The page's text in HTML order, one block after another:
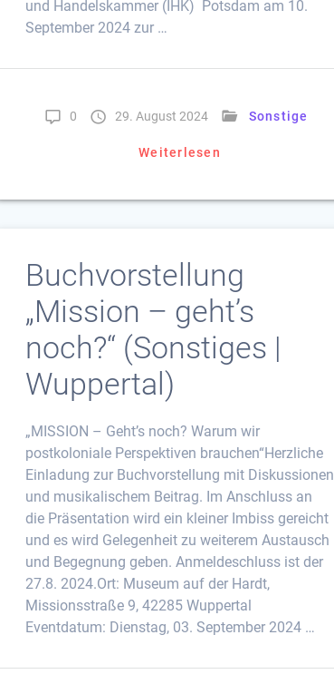
und Handelskammer (IHK) Potsdam am 10.
September 2024 zur …
0 29. August 2024 Sonstige
Weiterlesen
Buchvorstellung
„Mission – geht’s
noch?“ (Sonstiges |
Wuppertal)
„MISSION – Geht’s noch? Warum wir
postkoloniale Perspektiven brauchen“Herzliche
Einladung zur Buchvorstellung mit Diskussionen
und musikalischem Beitrag. Im Anschluss an
die Präsentation wird ein kleiner Imbiss gereicht
und es wird Gelegenheit zu weiterem Austausch
und Begegnung geben. Anmeldeschluss ist der
27.8. 2024.Ort: Museum auf der Hardt,
Missionsstraße 9, 42285 Wuppertal
Eventdatum: Dienstag, 03. September 2024 …